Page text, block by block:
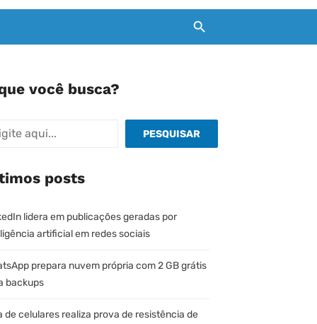
você busca?
PESQUISAR
posts
lidera em publicações geradas por
artificial em redes sociais
prepara nuvem própria com 2 GB grátis
backups
de celulares realiza prova de resistência de